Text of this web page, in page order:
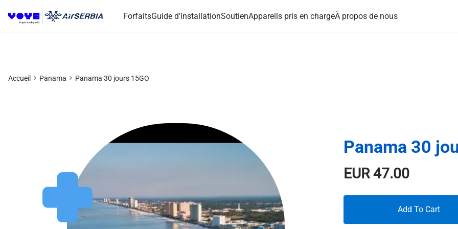
ForfaitsGuide d’installationSoutienAppareils pris en chargeÀ propos de nous
Accueil Panama Panama 30 jours 15GO
Panama 30
EUR47.00
Add To Cart